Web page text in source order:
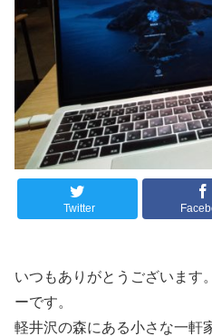
Twitter
いつもありがとうございます
ーです。
軽井沢の森にある小さな一軒